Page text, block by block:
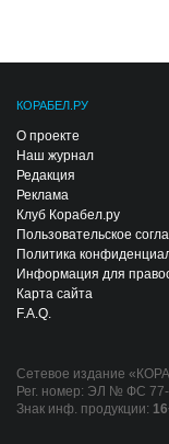
КОРАБЕЛ.РУ
О проекте
Наш журнал
Редакция
Реклама
Клуб Корабел.ру
Пользовательское
Политика
Информация для
Карта сайта
F.A.Q.
Сетевое издание
Рег. номер: ЭЛ № ФС
Знак инф. продукции: